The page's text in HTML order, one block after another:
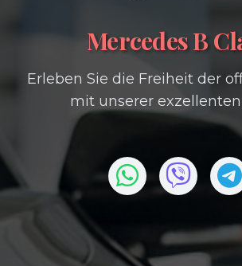
Mercedes B
Erleben Sie die Freiheit der
mit unserer